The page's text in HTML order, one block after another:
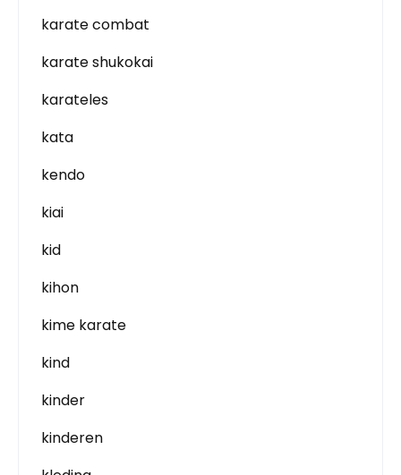
karate combat
karate shukokai
karateles
kata
kendo
kiai
kid
kihon
kime karate
kind
kinder
kinderen